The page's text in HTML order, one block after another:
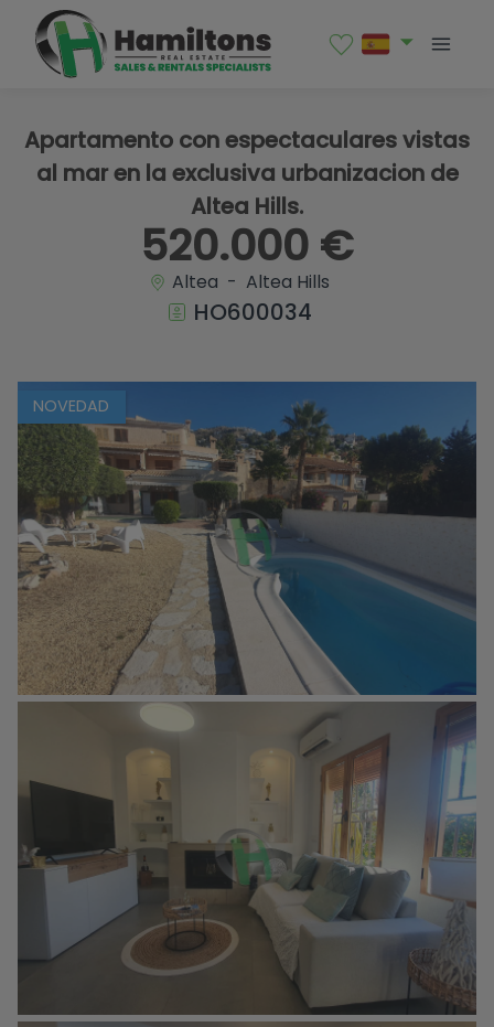
Apartamento con espectaculares vistas
al mar en la exclusiva urbanizacion de
Altea Hills.
520.000 €
Altea - Altea Hills
HO600034
NOVEDAD
1 / 47